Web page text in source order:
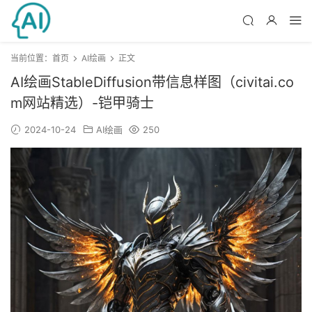
当前位置： 首页 AI绘画 正文
AI绘画StableDiffusion带信息样图（civitai.co
m网站精选）-铠甲骑士
2024-10-24 AI绘画 250